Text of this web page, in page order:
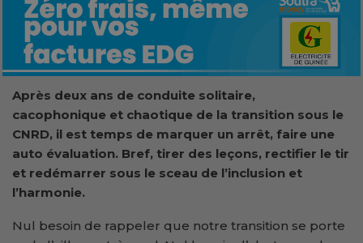
Après deux ans de conduite solitaire,
cacophonique et chaotique de la transition sous le
CNRD, il est temps de marquer un arrêt, faire une
auto évaluation. Bref, tirer des leçons, rectifier le tir
et redémarrer sous le sceau de l’inclusion et
l’harmonie.
Nul besoin de rappeler que notre transition se porte